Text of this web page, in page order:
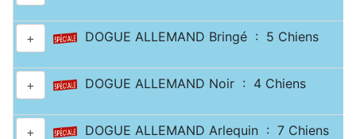
+ DOGUE ALLEMAND Bringé : 5 Chiens
+ DOGUE ALLEMAND Noir : 4 Chiens
+ DOGUE ALLEMAND Arlequin : 7 Chiens